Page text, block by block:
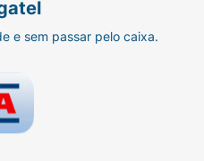
e sem passar pelo caixa.